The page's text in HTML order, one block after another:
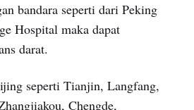
bandara seperti dari Peking
Hospital maka dapat
darat.
seperti Tianjin, Langfang,
Chengde,